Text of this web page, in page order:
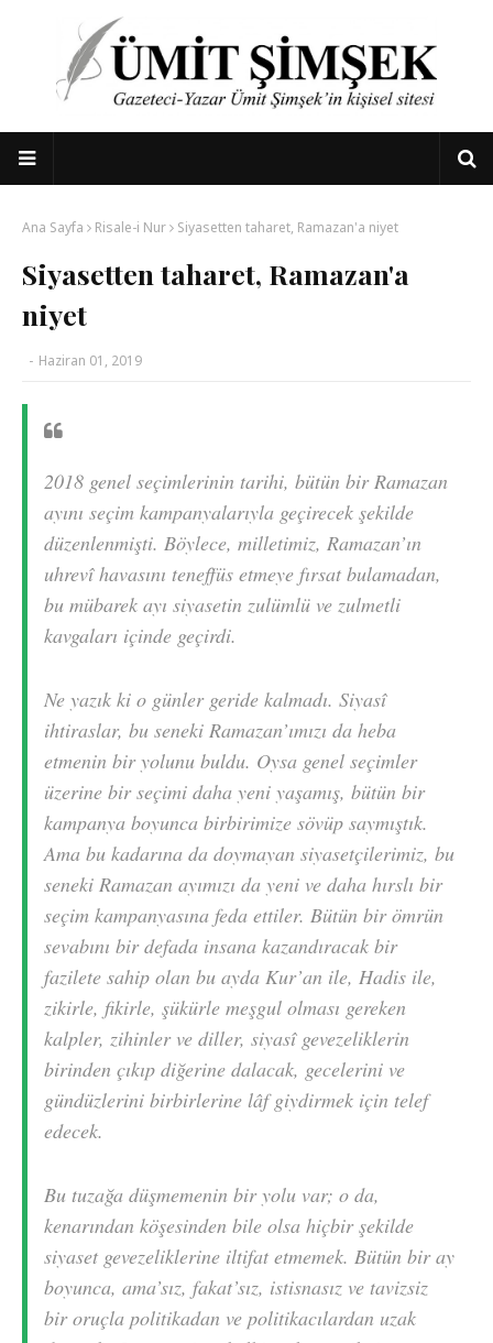
Ana Sayfa Risale-i Nur Siyasetten taharet, Ramazan'a niyet
Siyasetten taharet, Ramazan'a
niyet
- Haziran 01, 2019
2018 genel seçimlerinin tarihi, bütün bir Ramazan
ayını seçim kampanyalarıyla geçirecek şekilde
düzenlenmişti. Böylece, milletimiz, Ramazan’ın
uhrevî havasını teneffüs etmeye fırsat bulamadan,
bu mübarek ayı siyasetin zulümlü ve zulmetli
kavgaları içinde geçirdi.
Ne yazık ki o günler geride kalmadı. Siyasî
ihtiraslar, bu seneki Ramazan’ımızı da heba
etmenin bir yolunu buldu. Oysa genel seçimler
üzerine bir seçimi daha yeni yaşamış, bütün bir
kampanya boyunca birbirimize sövüp saymıştık.
Ama bu kadarına da doymayan siyasetçilerimiz, bu
seneki Ramazan ayımızı da yeni ve daha hırslı bir
seçim kampanyasına feda ettiler. Bütün bir ömrün
sevabını bir defada insana kazandıracak bir
fazilete sahip olan bu ayda Kur’an ile, Hadis ile,
zikirle, fikirle, şükürle meşgul olması gereken
kalpler, zihinler ve diller, siyasî gevezeliklerin
birinden çıkıp diğerine dalacak, gecelerini ve
gündüzlerini birbirlerine lâf giydirmek için telef
edecek.
Bu tuzağa düşmemenin bir yolu var; o da,
kenarından köşesinden bile olsa hiçbir şekilde
siyaset gevezeliklerine iltifat etmemek. Bütün bir ay
boyunca, ama’sız, fakat’sız, istisnasız ve tavizsiz
bir oruçla politikadan ve politikacılardan uzak